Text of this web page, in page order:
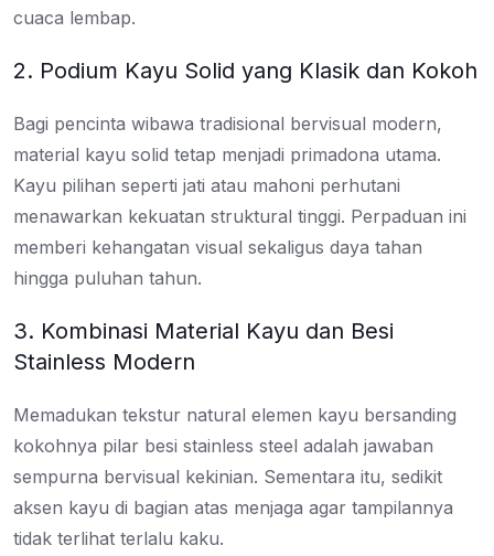
cuaca lembap.
2. Podium Kayu Solid yang Klasik dan Kokoh
Bagi pencinta wibawa tradisional bervisual modern,
material kayu solid tetap menjadi primadona utama.
Kayu pilihan seperti jati atau mahoni perhutani
menawarkan kekuatan struktural tinggi. Perpaduan ini
memberi kehangatan visual sekaligus daya tahan
hingga puluhan tahun.
3. Kombinasi Material Kayu dan Besi
Stainless Modern
Memadukan tekstur natural elemen kayu bersanding
kokohnya pilar besi stainless steel adalah jawaban
sempurna bervisual kekinian. Sementara itu, sedikit
aksen kayu di bagian atas menjaga agar tampilannya
tidak terlihat terlalu kaku.